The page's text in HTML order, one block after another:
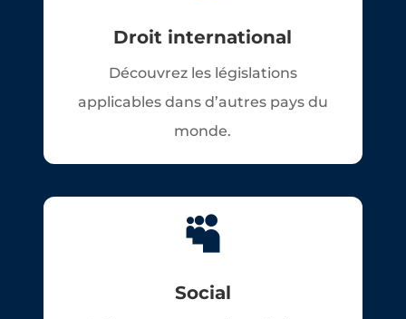
Droit international
Découvrez les législations
applicables dans d’autres pays du
monde.

Social